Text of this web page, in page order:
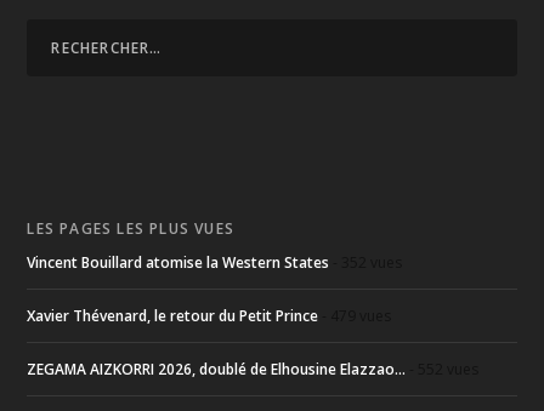
LES PAGES LES PLUS VUES
Vincent Bouillard atomise la Western States
Xavier Thévenard, le retour du Petit Prince
ZEGAMA AIZKORRI 2026, doublé de Elhousine Elazzao...